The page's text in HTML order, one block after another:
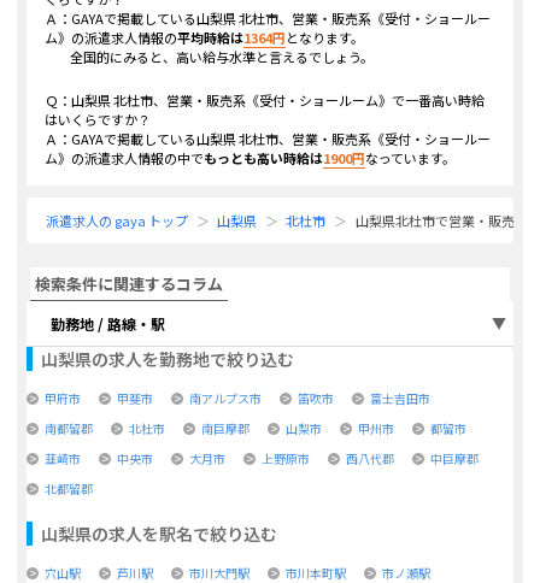
Ａ：GAYAで掲載している山梨県 北杜市、営業・販売系《受付・ショールー
ム》 の派遣求人情報の平均時給は1364円となります。
全国的にみると、高い給与水準と言えるでしょう。
Ｑ： 山梨県 北杜市、営業・販売系《受付・ショールーム》 で一番高い時給
はいくらですか？
Ａ：GAYAで掲載している山梨県 北杜市、営業・販売系《受付・ショールー
ム》 の派遣求人情報の中でもっとも高い時給は1900円なっています。
派遣求人の gaya トップ 山梨県 北杜市 山梨県北杜市で営業・販売系
検索条件に関連するコラム
勤務地 / 路線・駅
山梨県の求人を勤務地で絞り込む
甲府市 甲斐市 南アルプス市 笛吹市
富士吉田市
南都留郡
北杜市 南巨摩郡 山梨市 甲州市
都留市
韮崎市
中央市 大月市 上野原市 西八代郡
中巨摩郡
北都留郡
山梨県の求人を駅名で絞り込む
穴山駅 芦川駅 市川大門駅 市川本町駅
市ノ瀬駅